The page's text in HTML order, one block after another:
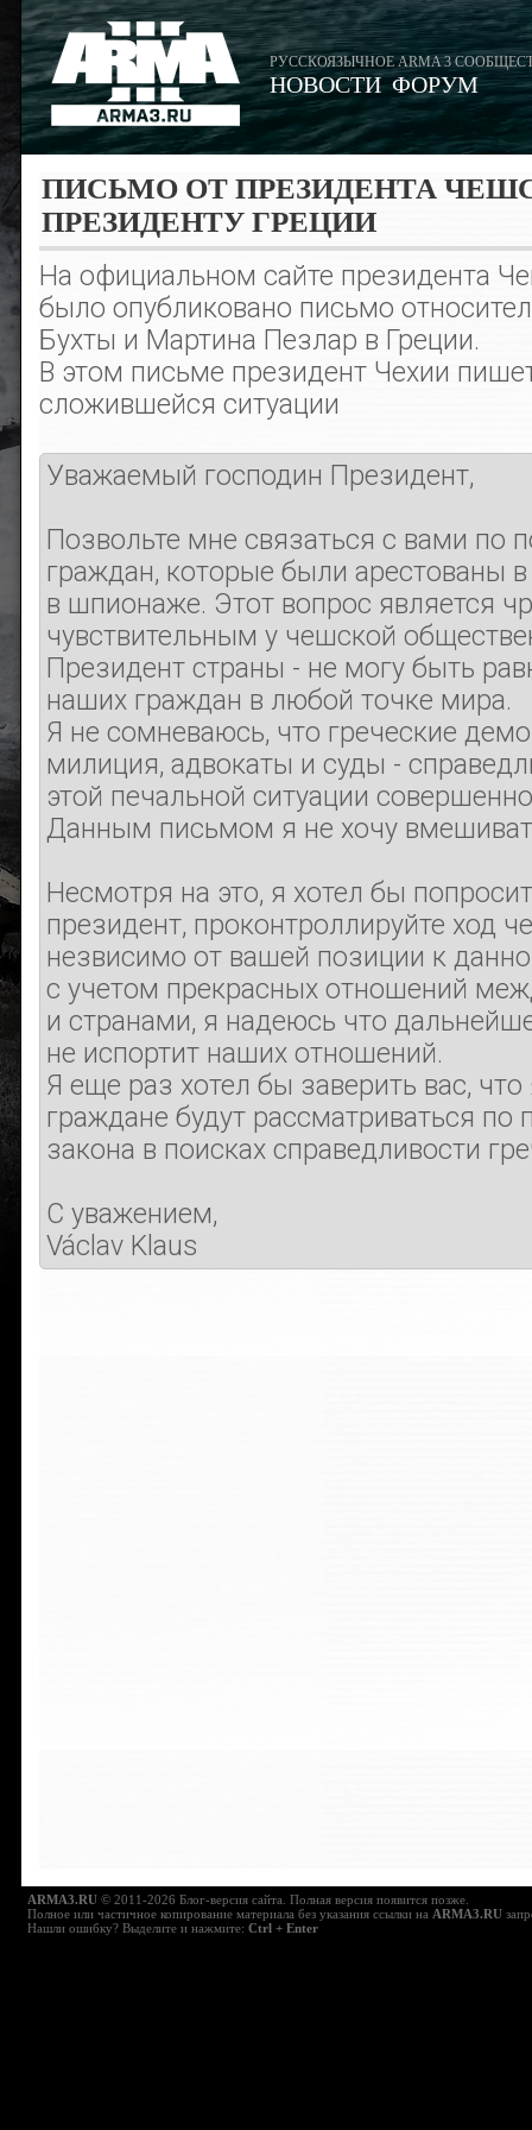
РУССКОЯЗЫЧНОЕ ARMA 3
НОВОСТИ ФОРУМ
ПИСЬМО ОТ ПРЕЗИДЕНТА
ПРЕЗИДЕНТУ ГРЕЦИИ
На официальном сайте президента
было опубликовано письмо
Бухты и Мартина Пезлар в Греции.
В этом письме президент Чехии
сложившейся ситуации
Уважаемый господин Президент,
Позвольте мне связаться с вами по
граждан, которые были арестованы
в шпионаже. Этот вопрос является
чувствительным у чешской
Президент страны - не могу быть
наших граждан в любой точке мира.
Я не сомневаюсь, что греческие
милиция, адвокаты и суды -
этой печальной ситуации
Данным письмом я не хочу
Несмотря на это, я хотел бы
президент, проконтроллируйте ход
незвисимо от вашей позиции к
с учетом прекрасных отношений
и странами, я надеюсь что
не испортит наших отношений.
Я еще раз хотел бы заверить вас,
граждане будут рассматриваться по
закона в поисках справедливости
С уважением,
Václav Klaus
ARMA3.RU© 2011-2026 Блог-версия сайта. Полная версия появится позже.
Полное или частичное копирование материала без указания ссылки на ARMA3.RU
Нашли ошибку? Выделите и нажмите: Ctrl + Enter